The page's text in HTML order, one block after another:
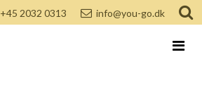
+45 2032 0313 info@you-go.dk